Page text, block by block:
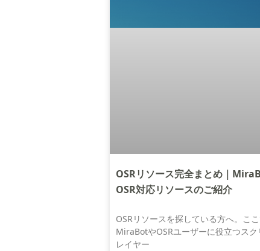
OSRリソース完全まとめ｜
OSR対応リソースのご紹介
OSRリソースを探している方へ。ここ
MiraBotやOSRユーザーに役立つスク
レイヤー